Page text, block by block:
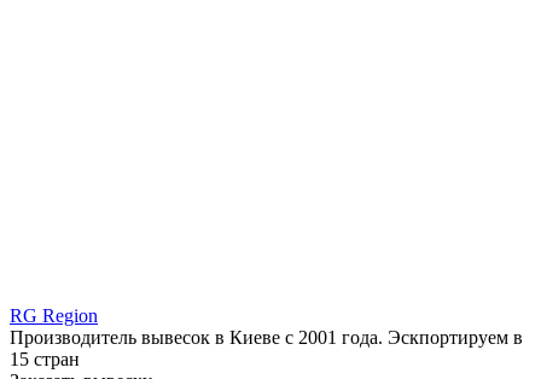
RG Region
Производитель вывесок в Киеве с 2001 года. Эскпортируем в
15 стран